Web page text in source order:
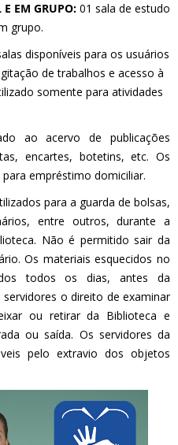
EM GRUPO: 01 sala de estudo
grupo.
disponíveis para os usuários
de trabalhos e acesso à
somente para atividades
ao acervo de publicações
encartes, botetins, etc. Os
empréstimo domiciliar.
para a guarda de bolsas,
entre outros, durante a
Não é permitido sair da
Os materiais esquecidos no
todos os dias, antes da
o direito de examinar
ou retirar da Biblioteca e
ou saída. Os servidores da
pelo extravio dos objetos